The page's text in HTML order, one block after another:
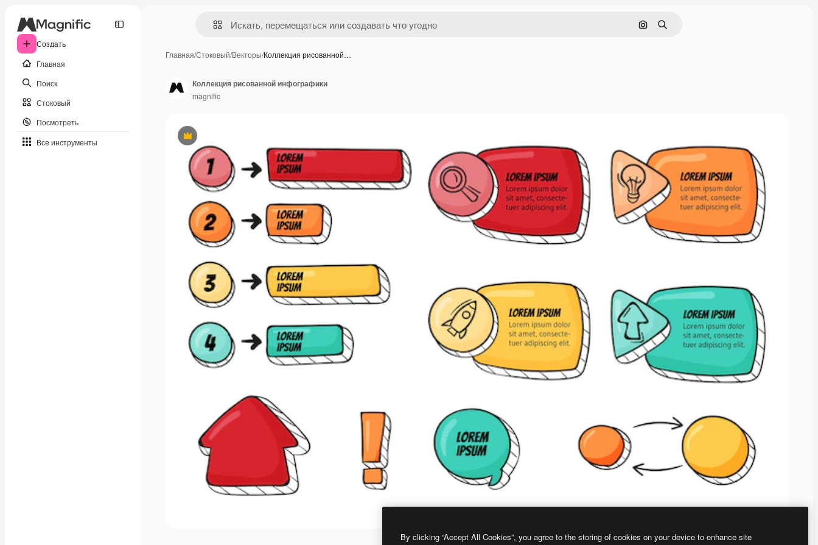
Создать
Главная
Поиск
Стоковый
Посмотреть
Все инструменты
Поиск по изображению
Поиск
Главная/Стоковый/Векторы/Коллекция рисованной…
Премиум
Коллекция рисованной инфографики
magnific
By clicking “Accept All Cookies”, you agree to the storing of cookies on your device to enhance site